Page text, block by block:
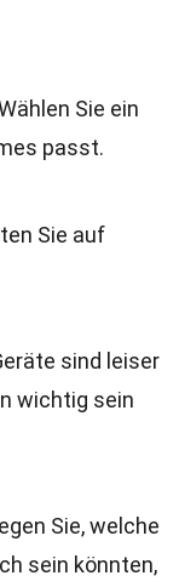
Sie ein
passt.
Sie auf
sind leiser
wichtig sein
Sie, welche
sein könnten,